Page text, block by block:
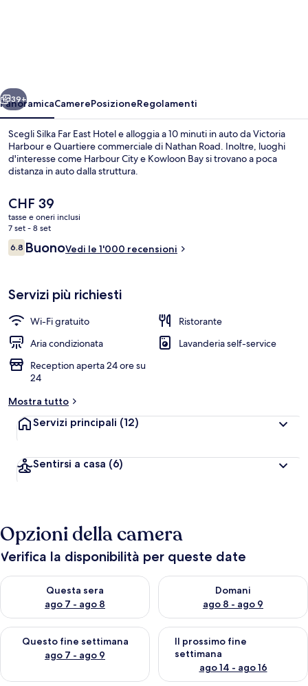
Ingresso della struttura
Avanti
39+
PanoramicaCamerePosizioneRegolamenti
Scegli Silka Far East Hotel e alloggia a 10 minuti in auto da Victoria
Harbour e Quartiere commerciale di Nathan Road. Inoltre, luoghi
d'interesse come Harbour City e Kowloon Bay si trovano a poca
distanza in auto dalla struttura.
Il
prezzo
attuale
è
CHF 39
CHF 39
tasse e oneri inclusi
7 set - 8 set
Recensioni
6.86.8 su 10
BuonoVedi le 1'000 recensioni
Servizi più richiesti
Wi-Fi gratuito
Ristorante
Aria condizionata
Lavanderia self-service
Reception aperta 24 ore su
24
Mostra tutto
Servizi principali (12)
Sentirsi a casa (6)
Opzioni della camera
Verifica la disponibilità per queste date
Questa sera
ago 7 - ago 8
Verifica la disponibilità per questa sera, ago 7 - ago 8
Domani
ago 8 - ago 9
Verifica la disponibilità per
Questo fine settimana
ago 7 - ago 9
Verifica la disponibilità per questo fine settimana, ago 7 - ago
Il prossimo fine
settimana
ago 14 - ago 16
Verifica la disponibilità per il